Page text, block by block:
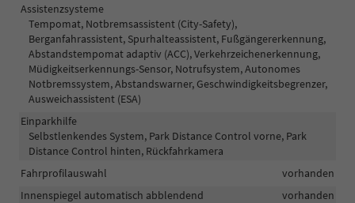
Assistenzsysteme
Tempomat, Notbremsassistent (City-Safety),
Berganfahrassistent, Spurhalteassistent, Fußgängererkennung,
Abstandstempomat adaptiv (ACC), Verkehrzeichenerkennung,
Müdigkeitserkennungs-Sensor, Notrufsystem, Autonomes
Notbremssystem, Abstandswarner, Geschwindigkeitsbegrenzer,
Ausweichassistent (ESA)
Einparkhilfe
Selbstlenkendes System, Park Distance Control vorne, Park
Distance Control hinten, Rückfahrkamera
Fahrprofilauswahl
vorhanden
Innenspiegel automatisch abblendend
vorhanden